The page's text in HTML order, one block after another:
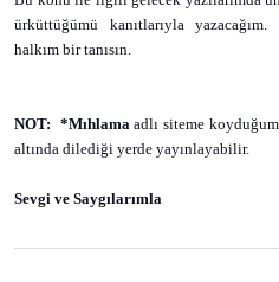
ürküttüğümü kanıtlarıyla yazacağım.
halkım bir tanısın.
NOT: *Mıhlama adlı siteme koyduğum
altında dilediği yerde yayınlayabilir.
Sevgi ve Saygılarımla